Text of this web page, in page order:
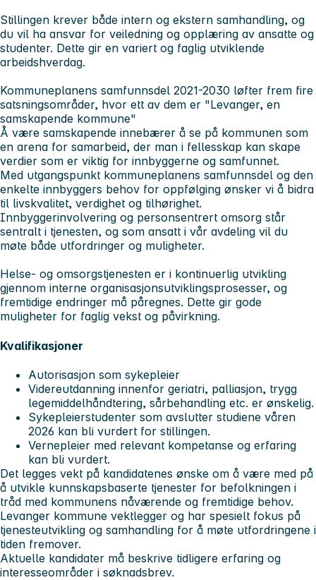
Stillingen krever både intern og ekstern samhandling, og
du vil ha ansvar for veiledning og opplæring av ansatte og
studenter. Dette gir en variert og faglig utviklende
arbeidshverdag.
Kommuneplanens samfunnsdel 2021-2030 løfter frem fire
satsningsområder, hvor ett av dem er "Levanger, en
samskapende kommune"
Å være samskapende innebærer å se på kommunen som
en arena for samarbeid, der man i fellesskap kan skape
verdier som er viktig for innbyggerne og samfunnet.
Med utgangspunkt kommuneplanens samfunnsdel og den
enkelte innbyggers behov for oppfølging ønsker vi å bidra
til livskvalitet, verdighet og tilhørighet.
Innbyggerinvolvering og personsentrert omsorg står
sentralt i tjenesten, og som ansatt i vår avdeling vil du
møte både utfordringer og muligheter.
Helse- og omsorgstjenesten er i kontinuerlig utvikling
gjennom interne organisasjonsutviklingsprosesser, og
fremtidige endringer må påregnes. Dette gir gode
muligheter for faglig vekst og påvirkning.
Kvalifikasjoner
Autorisasjon som sykepleier
Videreutdanning innenfor geriatri, palliasjon, trygg
legemiddelhåndtering, sårbehandling etc. er ønskelig.
Sykepleierstudenter som avslutter studiene våren
2026 kan bli vurdert for stillingen.
Vernepleier med relevant kompetanse og erfaring
kan bli vurdert.
Det legges vekt på kandidatenes ønske om å være med på
å utvikle kunnskapsbaserte tjenester for befolkningen i
tråd med kommunens nåværende og fremtidige behov.
Levanger kommune vektlegger og har spesielt fokus på
tjenesteutvikling og samhandling for å møte utfordringene i
tiden fremover.
Aktuelle kandidater må beskrive tidligere erfaring og
interesseområder i søknadsbrev.